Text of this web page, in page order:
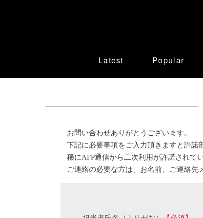
Latest Popular
お問い合わせありがとうございます。
下記に必要事項をご入力頂きますと許諾
稀にAFP通信から二次利用が許諾されて
ご連絡の必要な方は、お名前、ご連絡先